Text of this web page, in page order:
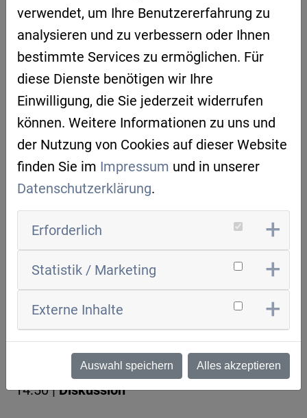
FORUM: START-UP (Raum Fahrenheit)
Moderation:
Anne Häner, R-Tech GmbH
13:30 |How we stop ChatGPT from lying
Alex Netsch, GoatSwitch AI GmbH
13:50 |Cybersicherheits-Compliance in der
Industrie mit ChatGPT: Chancen und
Herausforderungen
Markus Hornsteiner, Complioty
Management – a case study
Bernd Hilgarth, REGUL.AI GmbH
14:30 |AI in Commodity Trading: Saving 7.2
Million Tons of GHG
Eugen Tereschenko, Calypso Ventures GmbH
14:50 |Diskussion
verwendet, um Ihre Benutzererfahrung zu
analysieren und zu verbessern oder Ihnen
bestimmte Services zu ermöglichen. Für
diese Dienste benötigen wir Ihre
Einwilligung, die Sie jederzeit widerrufen
können. Weitere Informationen zu uns und
der Nutzung von Cookies auf dieser Website
finden Sie im Impressum und in unserer
Datenschutzerklärung.
Erforderlich
Statistik / Marketing
Externe Inhalte
Auswahl speichern Alles akzeptieren